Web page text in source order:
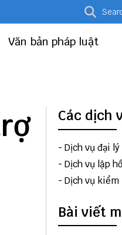
Văn bản pháp luật
Các dịch
- Dịch vụ đại
- Dịch vụ lập
- Dịch vụ kiểm
Bài viết